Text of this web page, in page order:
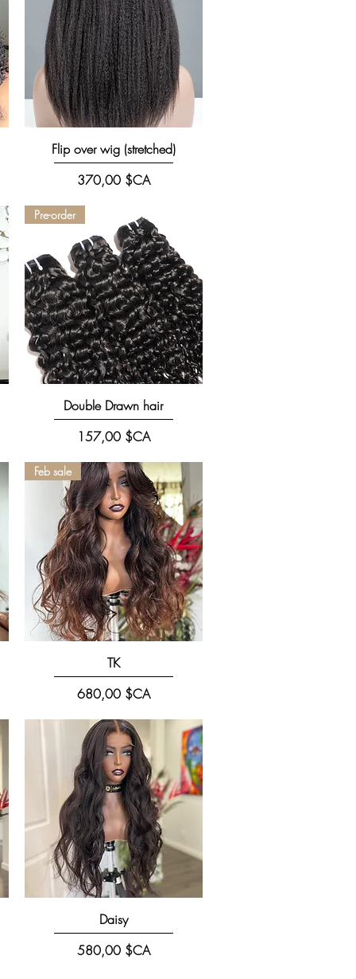
Aperçu rapide
Flip over wig (stretched)
Prix
370,00 $CA
Aperçu rapide
Pre-order
Double Drawn hair
Prix
157,00 $CA
Aperçu rapide
Feb sale
TK
Prix
680,00 $CA
Aperçu rapide
Daisy
Prix
580,00 $CA